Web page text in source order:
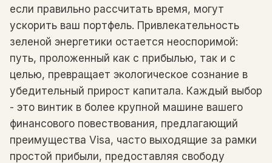
если правильно рассчитать время, могут
ускорить ваш портфель. Привлекательность
зеленой энергетики остается неоспоримой:
путь, проложенный как с прибылью, так и с
целью, превращает экологическое сознание в
убедительный прирост капитала. Каждый выбор
- это винтик в более крупной машине вашего
финансового повествования, предлагающий
преимущества Visa, часто выходящие за рамки
простой прибыли, предоставляя свободу